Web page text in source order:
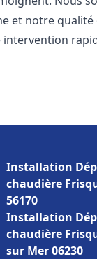
et notre qualité
Installation
chaudière
56170
Installation
chaudière
sur Mer 06230